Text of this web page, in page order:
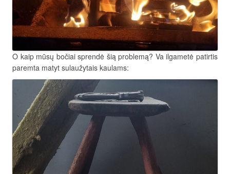
O kaip mūsų bočiai sprendė šią problemą? Va ilgametė patirtis
paremta matyt sulaužytais kaulams: